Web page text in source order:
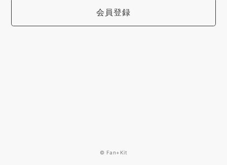
会員登録
© Fan+Kit